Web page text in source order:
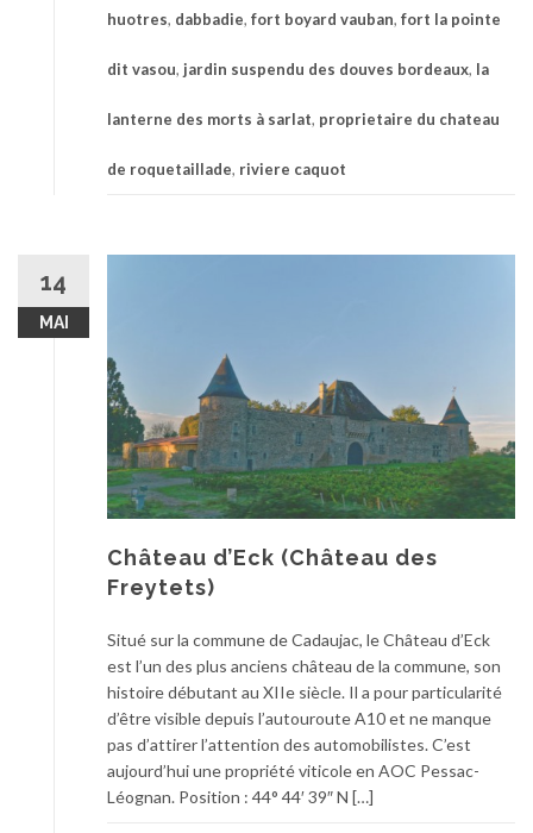
huotres, dabbadie, fort boyard vauban, fort la pointe
dit vasou, jardin suspendu des douves bordeaux, la
lanterne des morts à sarlat, proprietaire du chateau
de roquetaillade, riviere caquot
14
MAI
Château d’Eck (Château des
Freytets)
Situé sur la commune de Cadaujac, le Château d’Eck
est l’un des plus anciens château de la commune, son
histoire débutant au XIIe siècle. Il a pour particularité
d’être visible depuis l’autouroute A10 et ne manque
pas d’attirer l’attention des automobilistes. C’est
aujourd’hui une propriété viticole en AOC Pessac-
Léognan. Position : 44° 44′ 39″ N […]